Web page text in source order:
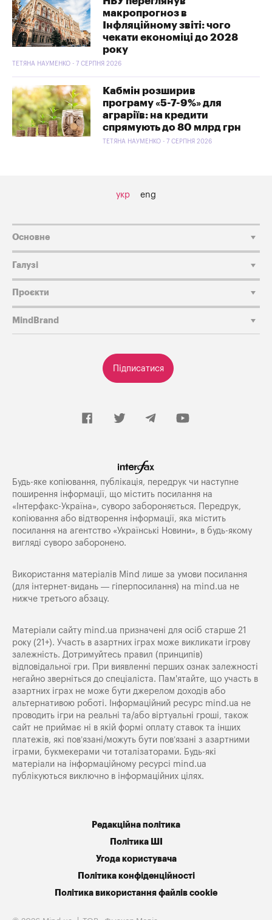
макропрогноз в
Інфляційному звіті: чого
чекати економіці до 2028
року
ТЕТЯНА НАУМЕНКО - 7 СЕРПНЯ 2026
Кабмін розширив
програму «5-7-9%» для
аграріїв: на кредити
спрямують до 80 млрд грн
ТЕТЯНА НАУМЕНКО - 7 СЕРПНЯ 2026
укр eng
Підписатися
Основне
Галузі
Проєкти
MindBrand
Будь-яке копiювання, публiкацiя, передрук чи наступне
поширення iнформацiї, що мiстить посилання на
«Iнтерфакс-Україна», суворо забороняється. Передрук,
копіювання або відтворення інформації, яка містить
посилання на агентство «Українські Новини», в будь-якому
вигляді суворо заборонено.
Використання матеріалів Mind лише за умови посилання
(для інтернет-видань — гіперпосилання) на mind.ua не
нижче третього абзацу.
Матеріали сайту mind.ua призначені для осіб старше 21
року (21+). Участь в азартних іграх може викликати ігрову
залежність. Дотримуйтесь правил (принципів)
відповідальної гри. При виявленні перших ознак залежності
негайно зверніться до спеціаліста. Пам'ятайте, що участь в
азартних іграх не може бути джерелом доходів або
альтернативою роботі. Інформаційний ресурс mind.ua не
проводить ігри на реальні та/або віртуальні гроші, також
сайт не приймає ні в якій формі оплату ставок та інших
платежів, які пов’язані/можуть бути пов’язані з азартними
іграми, букмекерами чи тоталізаторами. Будь-які
матеріали на інформаційному ресурсі mind.ua
публікуються виключно в інформаційних цілях.
Редакційна політика
Політика ШІ
Угода користувача
Політика конфіденційності
Політика використання файлів cookie